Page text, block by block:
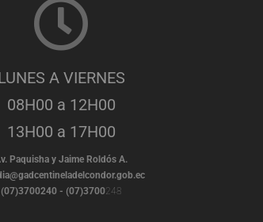
A VIERNES
08H00 a 12H00
13H00 a 17H00
Paquisha y Jaime Roldós A.
(07)3700240 - (07)3700248